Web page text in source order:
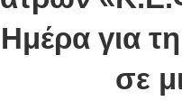
Ημέρα για
σε